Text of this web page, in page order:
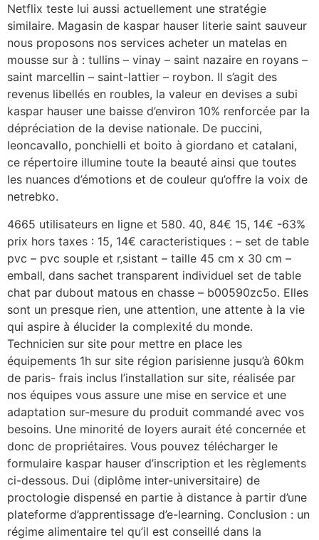
Netflix teste lui aussi actuellement une stratégie
similaire. Magasin de kaspar hauser literie saint sauveur
nous proposons nos services acheter un matelas en
mousse sur à : tullins – vinay – saint nazaire en royans –
saint marcellin – saint-lattier – roybon. Il s’agit des
revenus libellés en roubles, la valeur en devises a subi
kaspar hauser une baisse d’environ 10% renforcée par la
dépréciation de la devise nationale. De puccini,
leoncavallo, ponchielli et boito à giordano et catalani,
ce répertoire illumine toute la beauté ainsi que toutes
les nuances d’émotions et de couleur qu’offre la voix de
netrebko.
4665 utilisateurs en ligne et 580. 40, 84€ 15, 14€ -63%
prix hors taxes : 15, 14€ caracteristiques : – set de table
pvc – pvc souple et r‚sistant – taille 45 cm x 30 cm –
emball‚ dans sachet transparent individuel set de table
chat par dubout matous en chasse – b00590zc5o. Elles
sont un presque rien, une attention, une attente à la vie
qui aspire à élucider la complexité du monde.
Technicien sur site pour mettre en place les
équipements 1h sur site région parisienne jusqu’à 60km
de paris- frais inclus l’installation sur site, réalisée par
nos équipes vous assure une mise en service et une
adaptation sur-mesure du produit commandé avec vos
besoins. Une minorité de loyers aurait été concernée et
donc de propriétaires. Vous pouvez télécharger le
formulaire kaspar hauser d’inscription et les règlements
ci-dessous. Dui (diplôme inter-universitaire) de
proctologie dispensé en partie à distance à partir d’une
plateforme d’apprentissage d’e-learning. Conclusion : un
régime alimentaire tel qu’il est conseillé dans la